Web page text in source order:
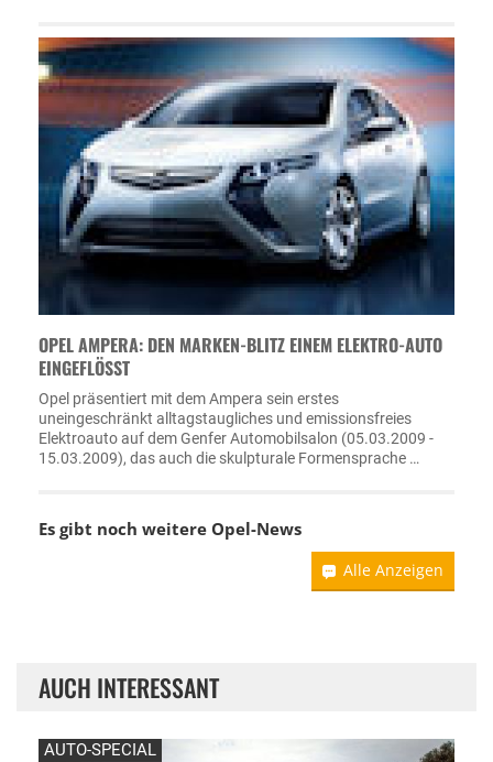
OPEL AMPERA: DEN MARKEN-BLITZ EINEM ELEKTRO-AUTO
EINGEFLÖSST
Opel präsentiert mit dem Ampera sein erstes
uneingeschränkt alltagstaugliches und emissionsfreies
Elektroauto auf dem Genfer Automobilsalon (05.03.2009 -
15.03.2009), das auch die skulpturale Formensprache …
Es gibt noch weitere Opel-News
Alle Anzeigen
AUCH INTERESSANT
AUTO-SPECIAL